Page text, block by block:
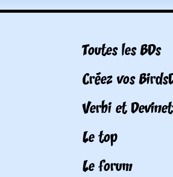
Toutes les BDs
Créez vos
Verbi et
Le top
Le forum